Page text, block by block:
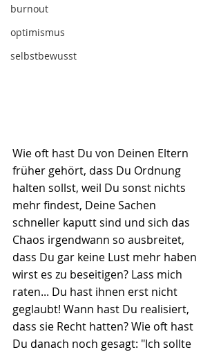
burnout
optimismus
selbstbewusst
Wie oft hast Du von Deinen Eltern
früher gehört, dass Du Ordnung
halten sollst, weil Du sonst nichts
mehr findest, Deine Sachen
schneller kaputt sind und sich das
Chaos irgendwann so ausbreitet,
dass Du gar keine Lust mehr haben
wirst es zu beseitigen? Lass mich
raten... Du hast ihnen erst nicht
geglaubt! Wann hast Du realisiert,
dass sie Recht hatten? Wie oft hast
Du danach noch gesagt: "Ich sollte